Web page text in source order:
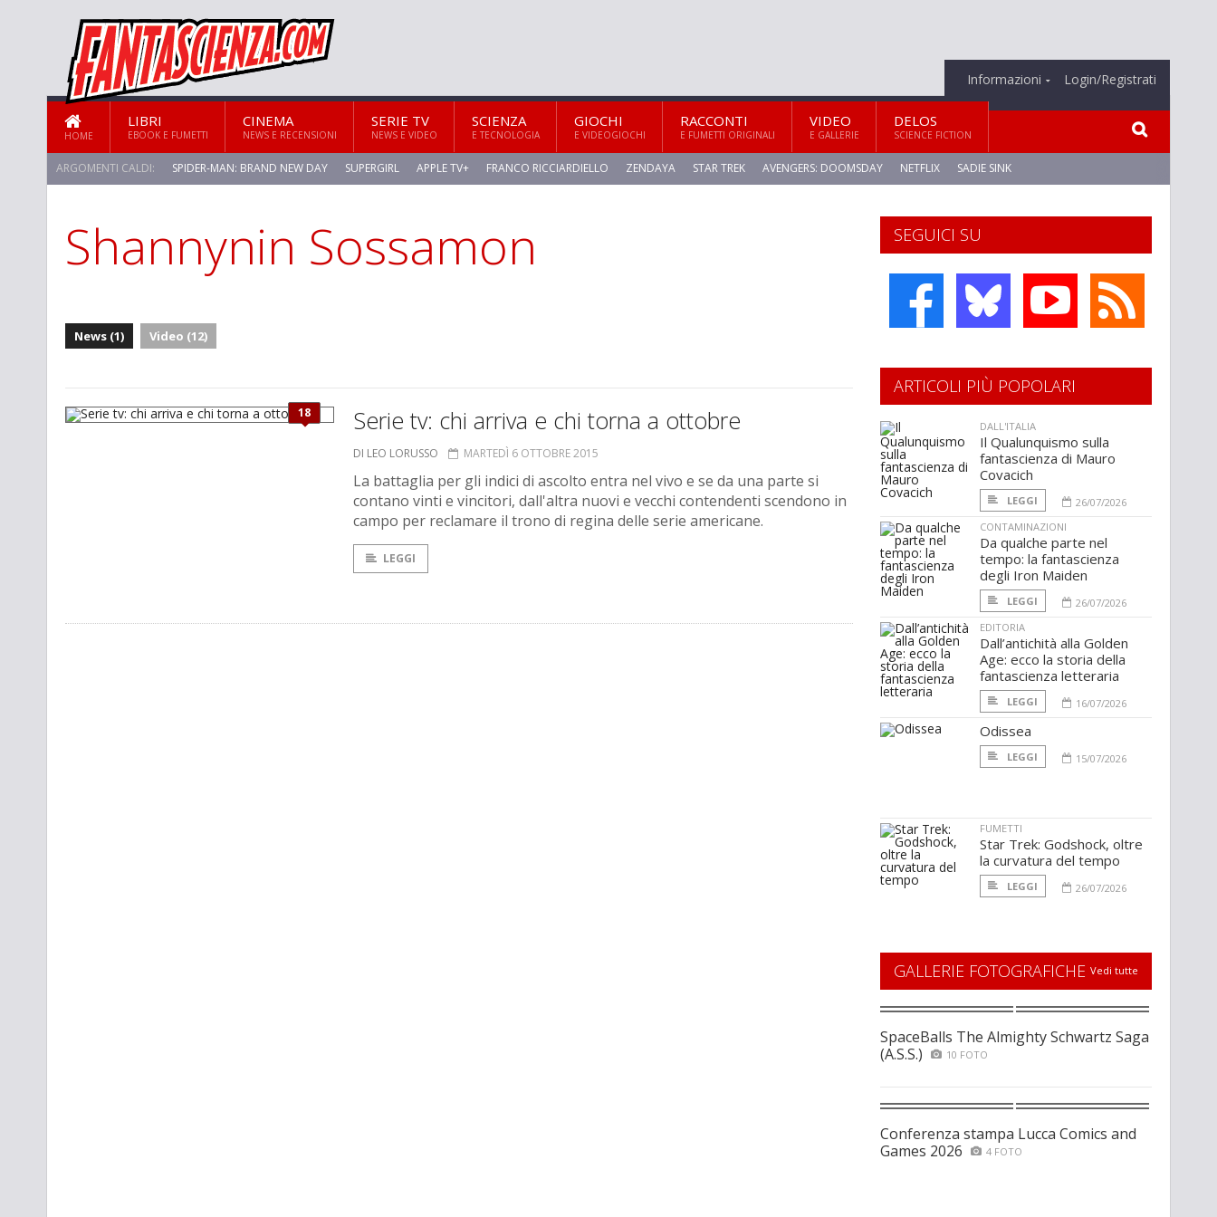
Informazioni Login/Registrati
HOME
LIBRI
EBOOK E FUMETTI
CINEMA
NEWS E RECENSIONI
SERIE TV
NEWS E VIDEO
SCIENZA
E TECNOLOGIA
GIOCHI
E VIDEOGIOCHI
RACCONTI
E FUMETTI ORIGINALI
VIDEO
E GALLERIE
DELOS
SCIENCE FICTION
ARGOMENTI CALDI: SPIDER-MAN: BRAND NEW DAY SUPERGIRL APPLE TV+ FRANCO RICCIARDIELLO ZENDAYA STAR TREK AVENGERS: DOOMSDAY NETFLIX SADIE SINK
STAR TREK: STRANGE NEW WORLDS
Shannynin Sossamon
News (1) Video (12)
18 Serie tv: chi arriva e chi torna a ottobre
DI LEO LORUSSO MARTEDÌ 6 OTTOBRE 2015
La battaglia per gli indici di ascolto entra nel vivo e se da una parte si
contano vinti e vincitori, dall'altra nuovi e vecchi contendenti scendono in
campo per reclamare il trono di regina delle serie americane.
LEGGI
SEGUICI SU
ARTICOLI PIÙ POPOLARI
DALL'ITALIA
Il Qualunquismo sulla
fantascienza di Mauro
Covacich
LEGGI
26/07/2026
CONTAMINAZIONI
Da qualche parte nel
tempo: la fantascienza
degli Iron Maiden
LEGGI
26/07/2026
EDITORIA
Dall’antichità alla Golden
Age: ecco la storia della
fantascienza letteraria
LEGGI 16/07/2026
Odissea
LEGGI 15/07/2026
FUMETTI
Star Trek: Godshock, oltre
la curvatura del tempo
LEGGI 26/07/2026
GALLERIE FOTOGRAFICHE Vedi tutte
SpaceBalls The Almighty Schwartz Saga
(A.S.S.)
10 FOTO
Conferenza stampa Lucca Comics and
Games 2026
4 FOTO